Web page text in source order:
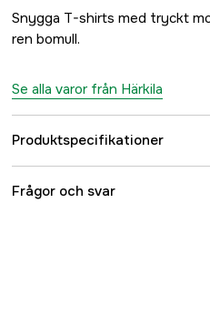
4XL
895 kr
895 kr
Snygga T-shirts med tryckt
ren bomull.
Se alla varor från Härkila
Produktspecifikationer
Färgton
Frågor och svar